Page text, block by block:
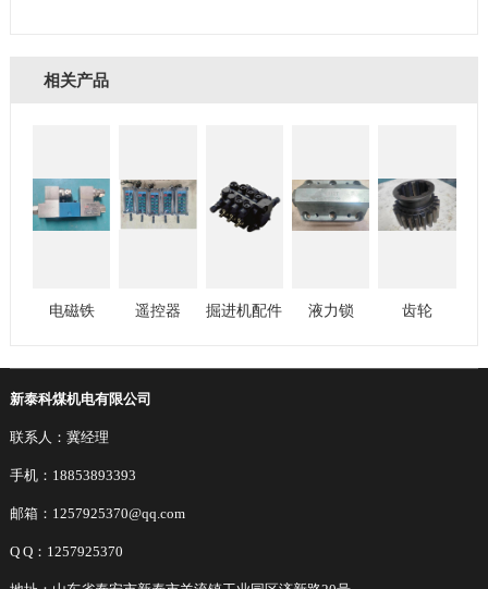
相关产品
电磁铁 遥控器 掘进机配件 液力锁 齿轮
新泰科煤机电有限公司
联系人：冀经理
手机：18853893393
邮箱：1257925370@qq.com
Q Q：1257925370